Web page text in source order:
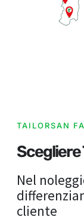
TAILORSAN
Scegliere
Nel
cliente